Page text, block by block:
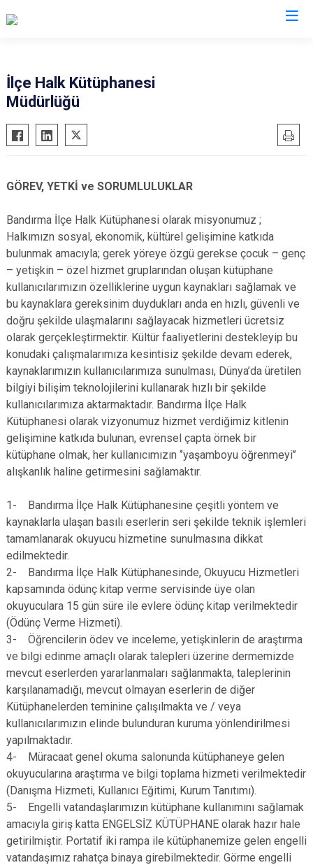
Ayvalık
Balya
Burhaniye
Dursunbey
Edremit
Erdek
Gömeç
Gönen
Savaştepe
Sındırgı
Susurluk
Karesi
Altıeylül
İlçe Halk Kütüphanesi
Müdürlüğü
GÖREV, YETKİ ve SORUMLULUKLAR
Bandırma İlçe Halk Kütüphanesi olarak misyonumuz ;
Halkımızn sosyal, ekonomik, kültürel gelişimine katkıda
bulunmak amacıyla; gerek yöreye özgü gerekse çocuk – genç
– yetişkin – özel hizmet gruplarından oluşan kütüphane
kullanıcılarımızın özelliklerine uygun kaynakları sağlamak ve
bu kaynaklara gereksinim duydukları anda en hızlı, güvenli ve
doğru şekilde ulaşmalarını sağlayacak hizmetleri ücretsiz
olarak gerçekleştirmektir. Kültür faaliyetlerini destekleyip bu
konudaki çalışmalarımıza kesintisiz şekilde devam ederek,
kaynaklarımızın kullanıcılarımıza sunulması, Dünya’da üretilen
bilgiyi bilişim teknolojilerini kullanarak hızlı bir şekilde
kullanıcılarımıza aktarmaktadır. Bandırma İlçe Halk
Kütüphanesi olarak vizyonumuz hizmet verdiğimiz kitlenin
gelişimine katkıda bulunan, evrensel çapta örnek bir
kütüphane olmak, her kullanıcımızın ‘’yaşamboyu öğrenmeyi’’
alışkanlık haline getirmesini sağlamaktır.
1- Bandırma İlçe Halk Kütüphanesine çeşitli yöntem ve
kaynaklarla ulaşan basılı eserlerin seri şekilde teknik işlemleri
tamamlanarak okuyucu hizmetine sunulmasına dikkat
edilmektedir.
2- Bandırma İlçe Halk Kütüphanesinde, Okuyucu Hizmetleri
kapsamında ödünç kitap verme servisinde üye olan
okuyuculara 15 gün süre ile evlere ödünç kitap verilmektedir
(Ödünç Verme Hizmeti).
3- Öğrencilerin ödev ve inceleme, yetişkinlerin de araştırma
ve bilgi edinme amaçlı olarak talepleri üzerine dermemizde
mevcut eserlerden yararlanmaları sağlanmakta, taleplerinin
karşılanamadığı, mevcut olmayan eserlerin de diğer
Kütüphanelerden teminine çalışılmakta ve / veya
kullanıcılarımızın elinde bulunduran kuruma yönlendirilmesi
yapılmaktadır.
4- Müracaat genel okuma salonunda kütüphaneye gelen
okuyucularına araştırma ve bilgi toplama hizmeti verilmektedir
(Danışma Hizmeti, Kullanıcı Eğitimi, Kurum Tanıtımı).
5- Engelli vatandaşlarımızın kütüphane kullanımını sağlamak
amacıyla giriş katta ENGELSİZ KÜTÜPHANE olarak hazır hale
getirilmiştir. Portatif iki rampa ile kütüphanemize gelen engelli
vatandaşımız rahatça binaya girebilmektedir. Görme engelli